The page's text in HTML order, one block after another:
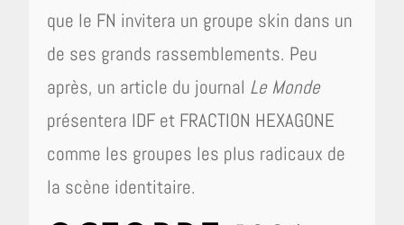
que le FN invitera un groupe skin dans un
de ses grands rassemblements. Peu
après, un article du journal Le Monde
présentera IDF et FRACTION HEXAGONE
comme les groupes les plus radicaux de
la scène identitaire.